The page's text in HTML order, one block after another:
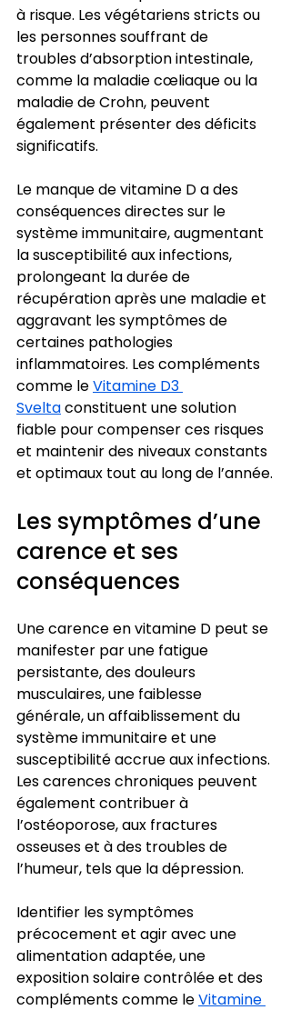
à risque. Les végétariens stricts ou
les personnes souffrant de
troubles d’absorption intestinale,
comme la maladie cœliaque ou la
maladie de Crohn, peuvent
également présenter des déficits
significatifs.
Le manque de vitamine D a des
conséquences directes sur le
système immunitaire, augmentant
la susceptibilité aux infections,
prolongeant la durée de
récupération après une maladie et
aggravant les symptômes de
certaines pathologies
inflammatoires. Les compléments
comme le Vitamine D3
Svelta constituent une solution
fiable pour compenser ces risques
et maintenir des niveaux constants
et optimaux tout au long de l’année.
Les symptômes d’une
carence et ses
conséquences
Une carence en vitamine D peut se
manifester par une fatigue
persistante, des douleurs
musculaires, une faiblesse
générale, un affaiblissement du
système immunitaire et une
susceptibilité accrue aux infections.
Les carences chroniques peuvent
également contribuer à
l’ostéoporose, aux fractures
osseuses et à des troubles de
l’humeur, tels que la dépression.
Identifier les symptômes
précocement et agir avec une
alimentation adaptée, une
exposition solaire contrôlée et des
compléments comme le Vitamine